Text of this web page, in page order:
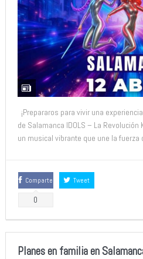
¡Prepararos para vivir una
de Salamanca IDOLS – La Revolución
un musical vibrante que une la fuerza
Comparte
0
Tweet
Planes en familia en